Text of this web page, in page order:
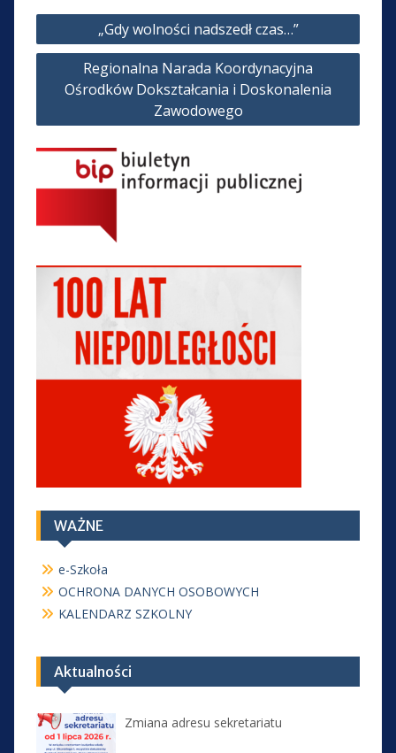
Nawigacja
wpisu
„Gdy wolności nadszedł czas…”
Regionalna Narada Koordynacyjna
Ośrodków Dokształcania i Doskonalenia
Zawodowego
WAŻNE
e-Szkoła
OCHRONA DANYCH OSOBOWYCH
KALENDARZ SZKOLNY
Aktualności
Zmiana adresu sekretariatu